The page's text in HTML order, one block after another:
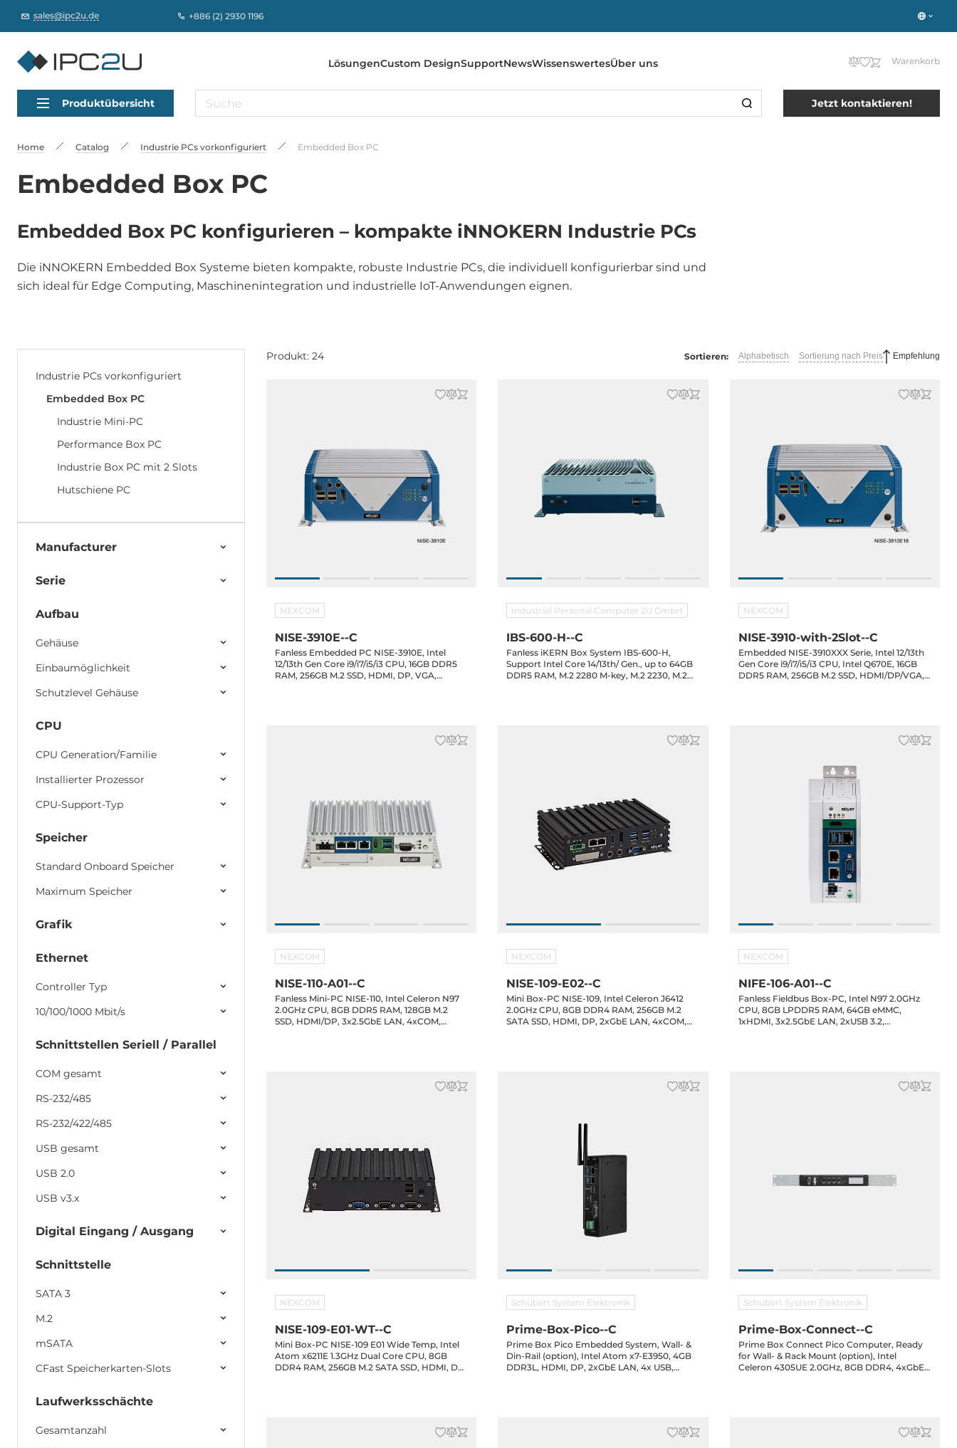
sales@ipc2u.de +886 (2) 2930 1196
LösungenCustom DesignSupportNewsWissenswertesÜber uns Warenkorb
Produktübersicht Jetzt kontaktieren!
Home Catalog Industrie PCs vorkonfiguriert Embedded Box PC
Embedded Box PC
Embedded Box PC konfigurieren – kompakte iNNOKERN Industrie PCs
Die iNNOKERN Embedded Box Systeme bieten kompakte, robuste Industrie PCs, die individuell konfigurierbar sind und
sich ideal für Edge Computing, Maschinenintegration und industrielle IoT-Anwendungen eignen.
Industrie PCs vorkonfiguriert
Embedded Box PC
Industrie Mini-PC
Performance Box PC
Industrie Box PC mit 2 Slots
Hutschiene PC
Manufacturer
Serie
Aufbau
Gehäuse
Einbaumöglichkeit
Schutzlevel Gehäuse
CPU
CPU Generation/Familie
Installierter Prozessor
CPU-Support-Typ
Speicher
Standard Onboard Speicher
Maximum Speicher
Grafik
Ethernet
Controller Typ
10/100/1000 Mbit/s
Schnittstellen Seriell / Parallel
COM gesamt
RS-232/485
RS-232/422/485
USB gesamt
USB 2.0
USB v3.x
Digital Eingang / Ausgang
Schnittstelle
SATA 3
M.2
mSATA
CFast Speicherkarten-Slots
Laufwerksschächte
Gesamtanzahl
Produkt: 24 Sortieren: Alphabetisch Sortierung nach Preis Empfehlung
NEXCOM
NISE-3910E--C
Fanless Embedded PC NISE-3910E, Intel
12/13th Gen Core i9/i7/i5/i3 CPU, 16GB DDR5
RAM, 256GB M.2 SSD, HDMI, DP, VGA,
Industrial Personal Computer 2U GmbH
IBS-600-H--C
Fanless iKERN Box System IBS-600-H,
Support Intel Core 14/13th/ Gen., up to 64GB
DDR5 RAM, M.2 2280 M-key, M.2 2230, M.2
NEXCOM
NISE-3910-with-2Slot--C
Embedded NISE-3910XXX Serie, Intel 12/13th
Gen Core i9/i7/i5/i3 CPU, Intel Q670E, 16GB
DDR5 RAM, 256GB M.2 SSD, HDMI/DP/VGA,
NEXCOM
NISE-110-A01--C
Fanless Mini-PC NISE-110, Intel Celeron N97
2.0GHz CPU, 8GB DDR5 RAM, 128GB M.2
SSD, HDMI/DP, 3x2.5GbE LAN, 4xCOM,
NEXCOM
NISE-109-E02--C
Mini Box-PC NISE-109, Intel Celeron J6412
2.0GHz CPU, 8GB DDR4 RAM, 256GB M.2
SATA SSD, HDMI, DP, 2xGbE LAN, 4xCOM,
NEXCOM
NIFE-106-A01--C
Fanless Fieldbus Box-PC, Intel N97 2.0GHz
CPU, 8GB LPDDR5 RAM, 64GB eMMC,
1xHDMI, 3x2.5GbE LAN, 2xUSB 3.2,
NEXCOM
NISE-109-E01-WT--C
Mini Box-PC NISE-109 E01 Wide Temp, Intel
Atom x6211E 1.3GHz Dual Core CPU, 8GB
DDR4 RAM, 256GB M.2 SATA SSD, HDMI, DP,
Schubert System Elektronik
Prime-Box-Pico--C
Prime Box Pico Embedded System, Wall- &
Din-Rail (option), Intel Atom x7-E3950, 4GB
DDR3L, HDMI, DP, 2xGbE LAN, 4x USB,
Schubert System Elektronik
Prime-Box-Connect--C
Prime Box Connect Pico Computer, Ready
for Wall- & Rack Mount (option), Intel
Celeron 4305UE 2.0GHz, 8GB DDR4, 4xGbE